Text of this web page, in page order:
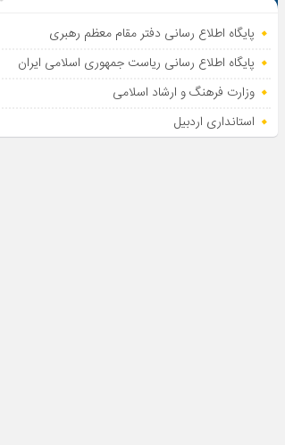
پایگاه اطلاع رسانی دفتر مقام معظم رهبری
پایگاه اطلاع‌ رسانی ریاست‌ جمهوری اسلامی ایران
وزارت فرهنگ و ارشاد اسلامی
استانداری اردبیل